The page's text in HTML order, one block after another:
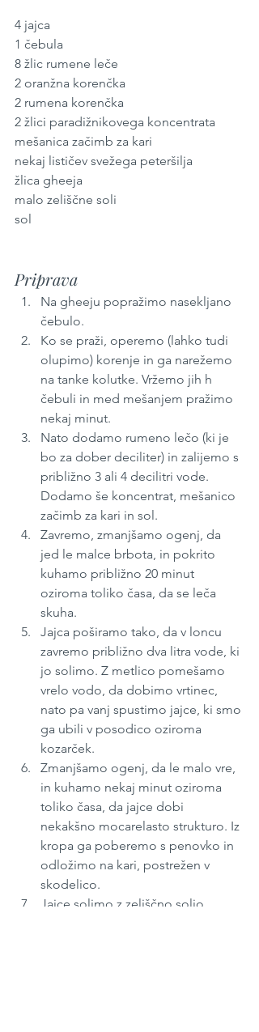
4 jajca
1 čebula
8 žlic rumene leče
2 oranžna korenčka
2 rumena korenčka
2 žlici paradižnikovega koncentrata
mešanica začimb za kari
nekaj lističev svežega peteršilja
žlica gheeja
malo zeliščne soli
sol
Priprava
Na gheeju popražimo nasekljano
čebulo.
Ko se praži, operemo (lahko tudi
olupimo) korenje in ga narežemo
na tanke kolutke. Vržemo jih h
čebuli in med mešanjem pražimo
nekaj minut.
Nato dodamo rumeno lečo (ki je
bo za dober deciliter) in zalijemo s
približno 3 ali 4 decilitri vode.
Dodamo še koncentrat, mešanico
začimb za kari in sol.
Zavremo, zmanjšamo ogenj, da
jed le malce brbota, in pokrito
kuhamo približno 20 minut
oziroma toliko časa, da se leča
skuha.
Jajca poširamo tako, da v loncu
zavremo približno dva litra vode, ki
jo solimo. Z metlico pomešamo
vrelo vodo, da dobimo vrtinec,
nato pa vanj spustimo jajce, ki smo
ga ubili v posodico oziroma
kozarček.
Zmanjšamo ogenj, da le malo vre,
in kuhamo nekaj minut oziroma
toliko časa, da jajce dobi
nekakšno mocarelasto strukturo. Iz
kropa ga poberemo s penovko in
odložimo na kari, postrežen v
skodelico.
Jajce solimo z zeliščno soljo,